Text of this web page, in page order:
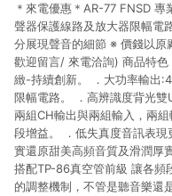
市場 45 天內完成訂單出貨及結
使用APP、或中途瀏覽比價網
由網頁版(電腦版/手機版網頁)
無法進行 LINE POINTS 回饋。 (5) LINE 購物為購物資訊整合性
平台，商品資料更新會有時間
位、贈品與台灣樂天市場銷售
(6) 導購訂單已逾 365 天，根
不符合回饋資格。 (7) 若上述或其他原因，致使消費者無接收到
點數回饋或點數回饋有爭議，
追訴之權利，活動詳情以樂天
＊來電優惠＊AR-77 FNSD
聲器保護線路及放大器限幅電
分展現聲音的細節 ※ 價錢以原
歡迎留言/ 來電洽詢) 商品特
緻-持續創新。 ．大功率輸出
限幅電路。 ．高辨識度背光
兩組CH輸出與兩組輸入，兩
段增益。 ．低失真度音訊表
實還原甜美高頻音質及滑潤厚
搭配TP-86真空管前級 讓各頻
的調整機制，不管是聽音樂還